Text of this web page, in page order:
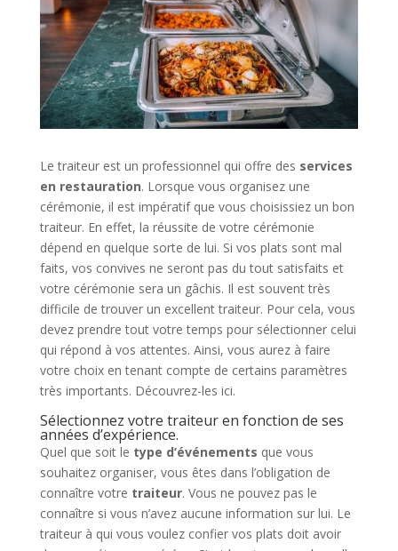
Le traiteur est un professionnel qui offre des services
en restauration. Lorsque vous organisez une
cérémonie, il est impératif que vous choisissiez un bon
traiteur. En effet, la réussite de votre cérémonie
dépend en quelque sorte de lui. Si vos plats sont mal
faits, vos convives ne seront pas du tout satisfaits et
votre cérémonie sera un gâchis. Il est souvent très
difficile de trouver un excellent traiteur. Pour cela, vous
devez prendre tout votre temps pour sélectionner celui
qui répond à vos attentes. Ainsi, vous aurez à faire
votre choix en tenant compte de certains paramètres
très importants. Découvrez-les ici.
Sélectionnez votre traiteur en fonction de ses
années d’expérience.
Quel que soit le type d’événements que vous
souhaitez organiser, vous êtes dans l’obligation de
connaître votre traiteur. Vous ne pouvez pas le
connaître si vous n’avez aucune information sur lui. Le
traiteur à qui vous voulez confier vos plats doit avoir